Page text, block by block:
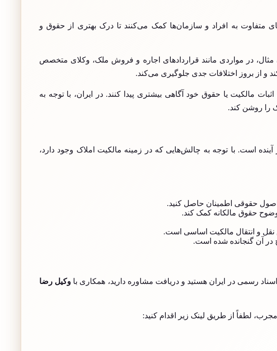
متفاوت به افراد و سازمان‌ها کمک می‌کنند تا درک بهتری از حقوق و
در مواردی مانند قراردادهای اجاره و فروش ملک، وکلای متخصص
و از بروز اختلافات جدی جلوگیری می‌کند.
مالکیت یا حقوق خود آگاهی بیشتری پیدا کنند. در ایران، با توجه به
را روشن کند.
است. با توجه به چالش‌هایی که در زمینه مالکیت املاک وجود دارد،
اصول حقوقی اطمینان حاصل کنید.
حقوق مالکانه کمک کند.
نقل و انتقال مالکیت اساسی است.
در آن گنجانده شده است.
رسمی در ایران هستید و دریافت مشاوره دارید، همکاری با وکیل رضا
مجرب، لطفاً از طریق لینک زیر اقدام کنید: